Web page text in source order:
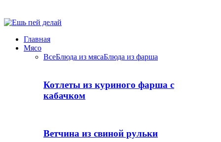
Главная
Мясо
ВсеБлюда из мясаБлюда из фарша
Котлеты из куриного фарша с
кабачком
Ветчина из свиной рульки